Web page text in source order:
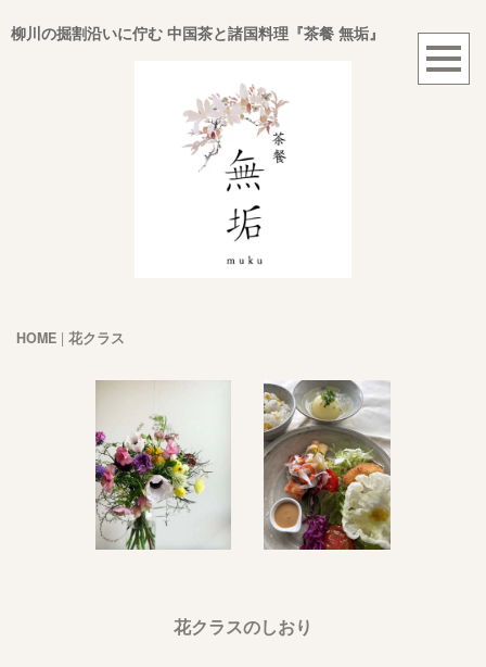
柳川の掘割沿いに佇む 中国茶と諸国料理『茶餐 無垢』
HOME | 花クラス
花クラスのしおり